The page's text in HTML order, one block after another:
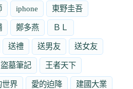
iphone 東野圭吾
鄭多燕 ＢＬ
送禮 送男友 送女友
盜墓筆記 王者天下
世界 愛的迫降 建國大業